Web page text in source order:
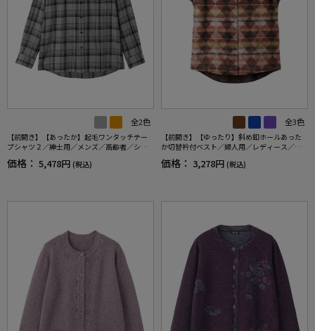
全2色
【前開き】【あったか】起毛ワンタッチテー
プシャツ２／紳士用／メンズ／高齢者／シニ
長め／ギフト／プレゼント【CF】
価格： 5,478円 (税込)
全3色
【前開き】【ゆったり】斜め釦ホールあった
か切替衿付ベスト／婦人用／レディース／高
F】
価格： 3,278円 (税込)